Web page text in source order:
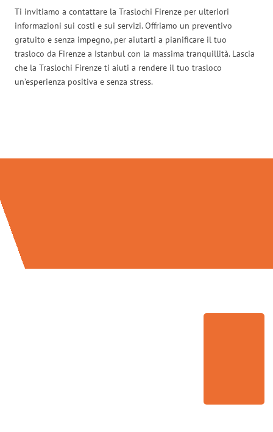
Ti invitiamo a contattare la Traslochi Firenze per ulteriori
informazioni sui costi e sui servizi. Offriamo un preventivo
gratuito e senza impegno, per aiutarti a pianificare il tuo
trasloco da Firenze a Istanbul con la massima tranquillità. Lascia
che la Traslochi Firenze ti aiuti a rendere il tuo trasloco
un’esperienza positiva e senza stress.